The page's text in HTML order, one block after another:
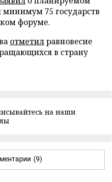
75 государств
форуме.
отметилравновесие
в страну
на наши
(9)